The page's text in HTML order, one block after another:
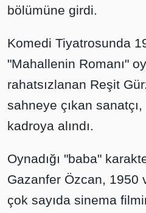
bölümüne girdi.
Komedi Tiyatrosunda
"Mahallenin Romanı"
rahatsızlanan Reşit
sahneye çıkan sanatçı,
kadroya alındı.
Oynadığı "baba"
Gazanfer Özcan, 1950
çok sayıda sinema